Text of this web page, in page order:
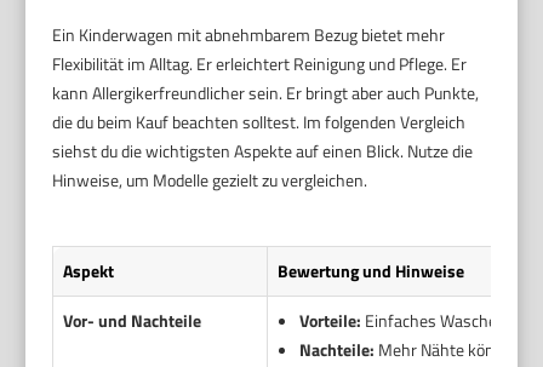
Ein Kinderwagen mit abnehmbarem Bezug bietet mehr
Flexibilität im Alltag. Er erleichtert Reinigung und Pflege. Er
kann Allergikerfreundlicher sein. Er bringt aber auch Punkte,
die du beim Kauf beachten solltest. Im folgenden Vergleich
siehst du die wichtigsten Aspekte auf einen Blick. Nutze die
Hinweise, um Modelle gezielt zu vergleichen.
Aspekt
Bewertung und Hinweise
Vor- und Nachteile
Vorteile: Einfaches Waschen.
Nachteile: Mehr Nähte können